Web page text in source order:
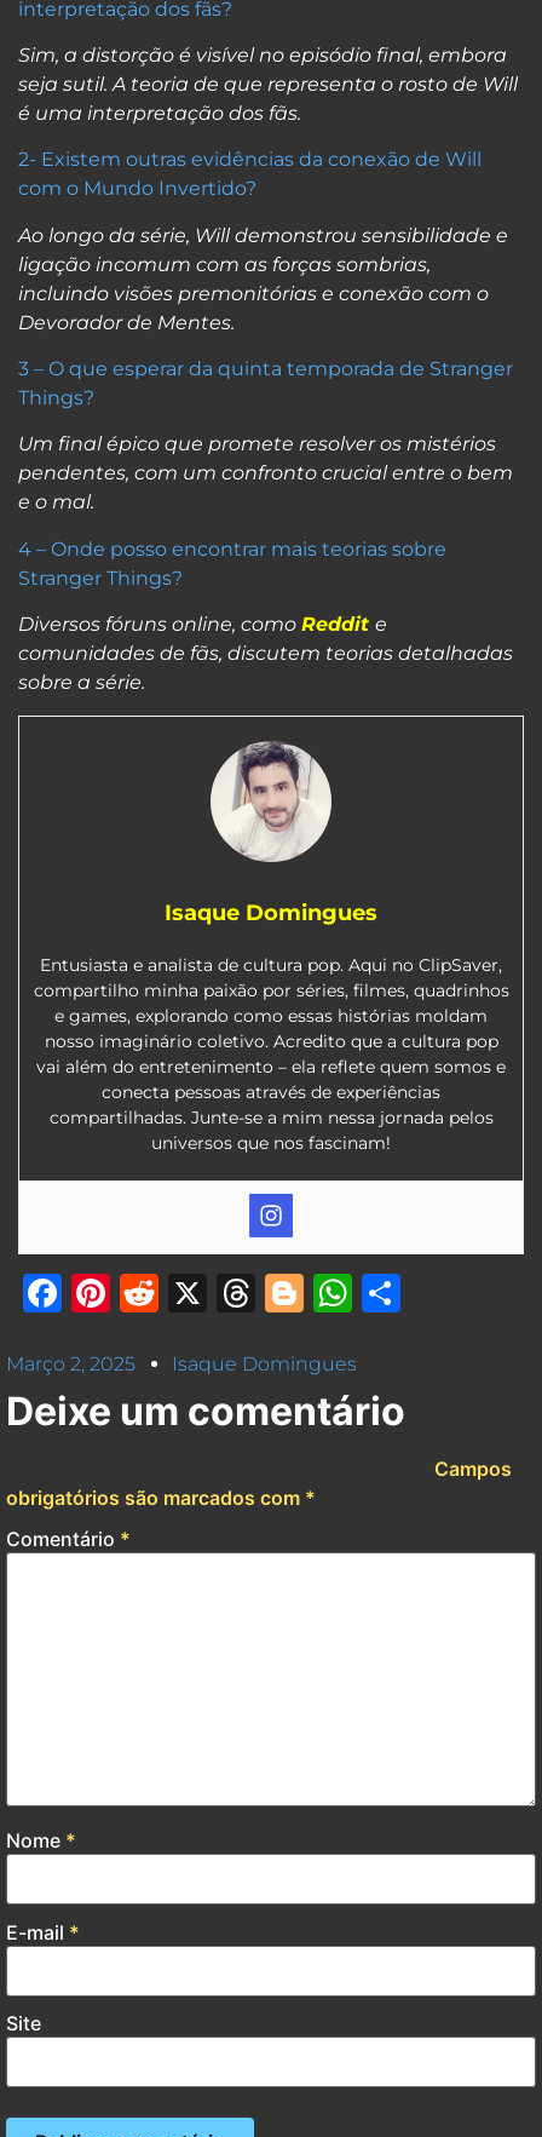
interpretação dos fãs?
Sim, a distorção é visível no episódio final, embora
seja sutil. A teoria de que representa o rosto de Will
é uma interpretação dos fãs.
2- Existem outras evidências da conexão de Will
com o Mundo Invertido?
Ao longo da série, Will demonstrou sensibilidade e
ligação incomum com as forças sombrias,
incluindo visões premonitórias e conexão com o
Devorador de Mentes.
3 – O que esperar da quinta temporada de Stranger
Things?
Um final épico que promete resolver os mistérios
pendentes, com um confronto crucial entre o bem
e o mal.
4 – Onde posso encontrar mais teorias sobre
Stranger Things?
Diversos fóruns online, como Reddit e
comunidades de fãs, discutem teorias detalhadas
sobre a série.
Isaque Domingues
Entusiasta e analista de cultura pop. Aqui no ClipSaver,
compartilho minha paixão por séries, filmes, quadrinhos
e games, explorando como essas histórias moldam
nosso imaginário coletivo. Acredito que a cultura pop
vai além do entretenimento – ela reflete quem somos e
conecta pessoas através de experiências
compartilhadas. Junte-se a mim nessa jornada pelos
universos que nos fascinam!
Facebook
Pinterest
Reddit
X Threads
Blogger
Março 2, 2025 Isaque Domingues
Deixe um comentário
Campos
obrigatórios são marcados com *
Comentário *
Nome *
E-mail *
Site